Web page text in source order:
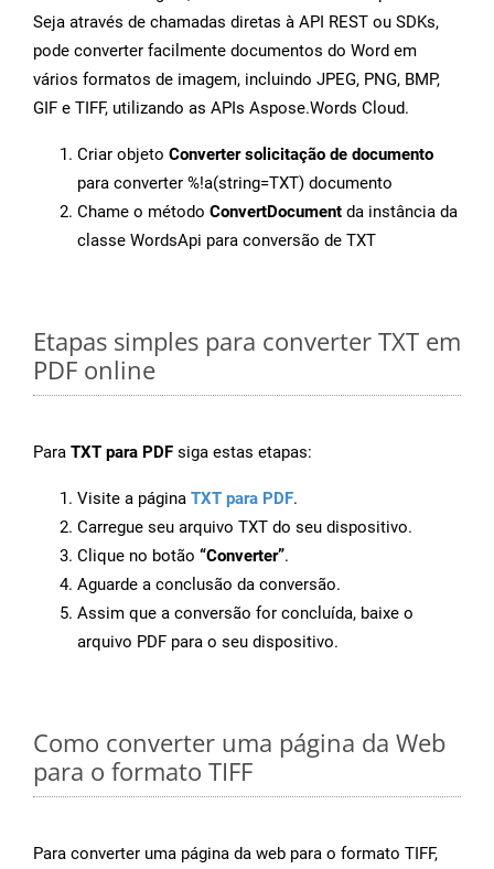
Seja através de chamadas diretas à API REST ou SDKs,
pode converter facilmente documentos do Word em
vários formatos de imagem, incluindo JPEG, PNG, BMP,
GIF e TIFF, utilizando as APIs Aspose.Words Cloud.
Criar objeto Converter solicitação de documento
para converter %!a(string=TXT) documento
Chame o método ConvertDocument da instância da
classe WordsApi para conversão de TXT
Etapas simples para converter TXT em
PDF online
Para TXT para PDF siga estas etapas:
Visite a página TXT para PDF.
Carregue seu arquivo TXT do seu dispositivo.
Clique no botão “Converter”.
Aguarde a conclusão da conversão.
Assim que a conversão for concluída, baixe o
arquivo PDF para o seu dispositivo.
Como converter uma página da Web
para o formato TIFF
Para converter uma página da web para o formato TIFF,